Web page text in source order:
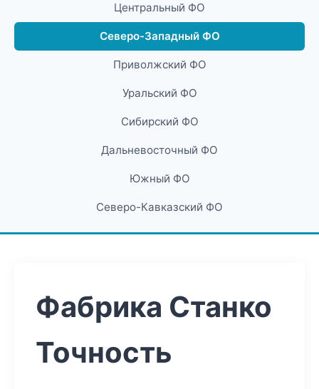
Центральный ФО
Северо-Западный ФО
Приволжский ФО
Уральский ФО
Сибирский ФО
Дальневосточный ФО
Южный ФО
Северо-Кавказский ФО
Фабрика Станко
Точность